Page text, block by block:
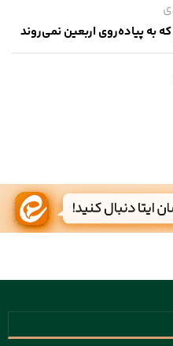
به پیاده‌روی اربعین نمی‌روند